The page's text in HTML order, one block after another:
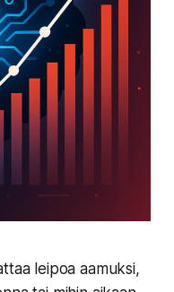
leipoa aamuksi,